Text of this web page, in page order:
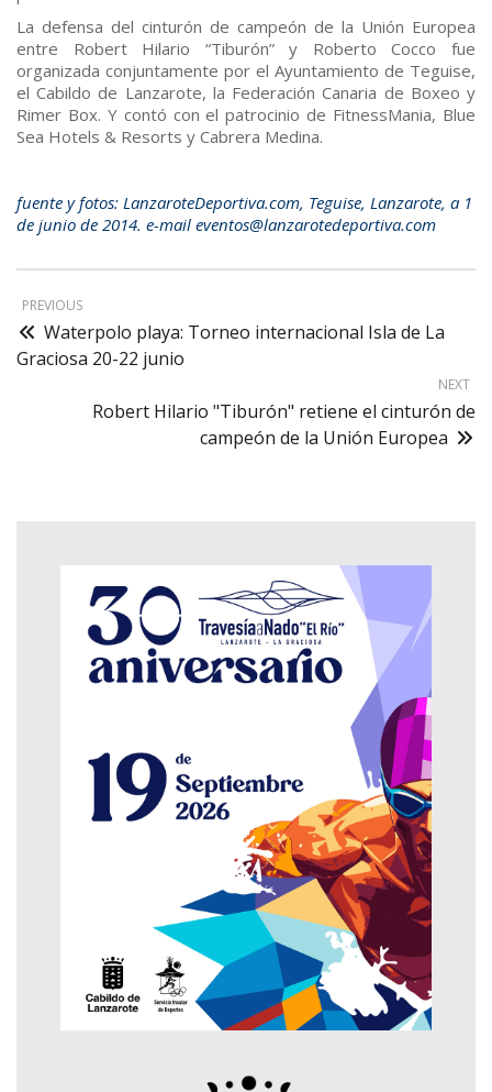
La defensa del cinturón de campeón de la Unión Europea
entre Robert Hilario “Tiburón” y Roberto Cocco fue
organizada conjuntamente por el Ayuntamiento de Teguise,
el Cabildo de Lanzarote, la Federación Canaria de Boxeo y
Rimer Box. Y contó con el patrocinio de FitnessMania, Blue
Sea Hotels & Resorts y Cabrera Medina.
fuente y fotos: LanzaroteDeportiva.com, Teguise, Lanzarote, a 1
de junio de 2014. e-mail eventos@lanzarotedeportiva.com
PREVIOUS
Waterpolo playa: Torneo internacional Isla de La
Graciosa 20-22 junio
NEXT
Robert Hilario "Tiburón" retiene el cinturón de
campeón de la Unión Europea